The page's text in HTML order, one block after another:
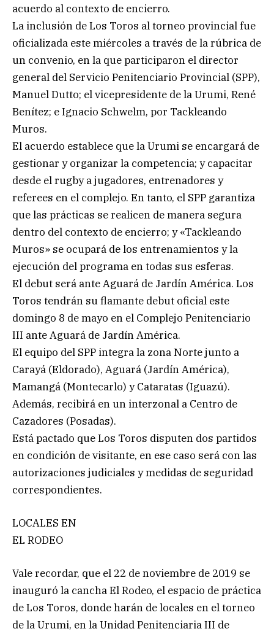
acuerdo al contexto de encierro.
La inclusión de Los Toros al torneo provincial fue
oficializada este miércoles a través de la rúbrica de
un convenio, en la que participaron el director
general del Servicio Penitenciario Provincial (SPP),
Manuel Dutto; el vicepresidente de la Urumi, René
Benítez; e Ignacio Schwelm, por Tackleando
Muros.
El acuerdo establece que la Urumi se encargará de
gestionar y organizar la competencia; y capacitar
desde el rugby a jugadores, entrenadores y
referees en el complejo. En tanto, el SPP garantiza
que las prácticas se realicen de manera segura
dentro del contexto de encierro; y «Tackleando
Muros» se ocupará de los entrenamientos y la
ejecución del programa en todas sus esferas.
El debut será ante Aguará de Jardín América. Los
Toros tendrán su flamante debut oficial este
domingo 8 de mayo en el Complejo Penitenciario
III ante Aguará de Jardín América.
El equipo del SPP integra la zona Norte junto a
Carayá (Eldorado), Aguará (Jardín América),
Mamangá (Montecarlo) y Cataratas (Iguazú).
Además, recibirá en un interzonal a Centro de
Cazadores (Posadas).
Está pactado que Los Toros disputen dos partidos
en condición de visitante, en ese caso será con las
autorizaciones judiciales y medidas de seguridad
correspondientes.
LOCALES EN
EL RODEO
Vale recordar, que el 22 de noviembre de 2019 se
inauguró la cancha El Rodeo, el espacio de práctica
de Los Toros, donde harán de locales en el torneo
de la Urumi, en la Unidad Penitenciaria III de